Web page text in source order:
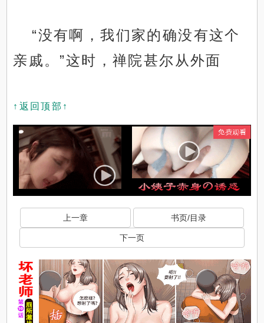
“没有啊，我们家的确没有这个
亲戚。”这时，禅院甚尔从外面
↑返回顶部↑
上一章 书页/目录
下一页